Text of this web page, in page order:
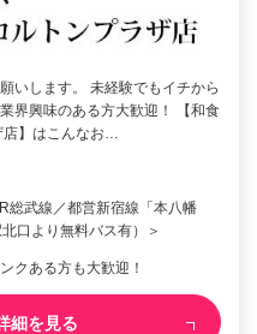
いします。 未経験でもイチから
界興味のある方大歓迎！ 【和食
】はこんなお…
総武線／都営新宿線「本八幡
口より無料バス有）＞
ある方も大歓迎！
細を見る